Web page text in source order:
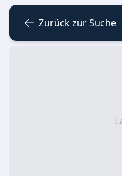
Zurück zur Suche